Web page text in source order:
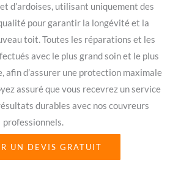
d’ardoises, utilisant uniquement des
pour garantir la longévité et la
toit. Toutes les réparations et les
avec le plus grand soin et le plus
afin d’assurer une protection maximale
assuré que vous recevrez un service
durables avec nos couvreurs
professionnels.
UN DEVIS GRATUIT